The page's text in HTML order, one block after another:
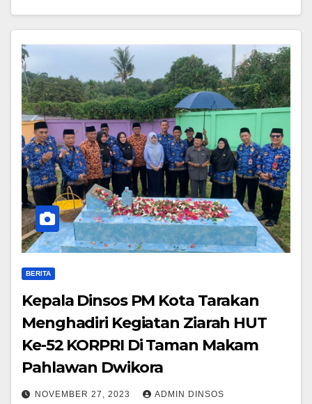
BERITA
Kepala Dinsos PM Kota Tarakan
Menghadiri Kegiatan Ziarah HUT
Ke-52 KORPRI Di Taman Makam
Pahlawan Dwikora
NOVEMBER 27, 2023 ADMIN DINSOS